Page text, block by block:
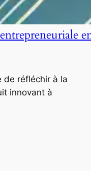
de réfléchir à la
innovant à